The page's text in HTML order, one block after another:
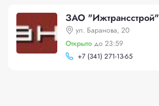
ЗАО "Ижтрансстрой"
ул. Баранова, 20
Открыто до 23:59
+7 (341) 271-13-65